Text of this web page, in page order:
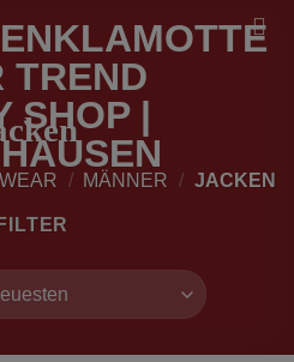
/ MÄNNER / JACKEN
FILTER